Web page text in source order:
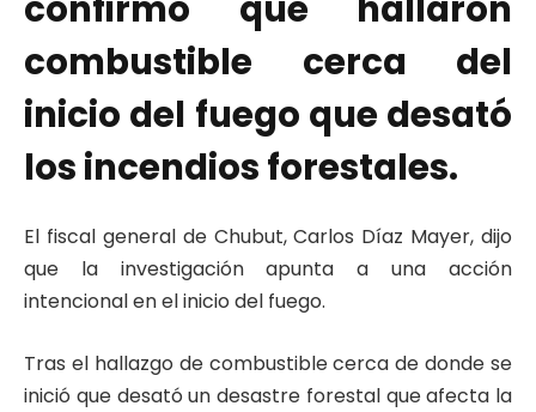
combustible cerca del
inicio del fuego que desató
los incendios forestales.
El fiscal general de Chubut, Carlos Díaz Mayer, dijo
que la investigación apunta a una acción
intencional en el inicio del fuego.
Tras el hallazgo de combustible cerca de donde se
inició que desató un desastre forestal que afecta la